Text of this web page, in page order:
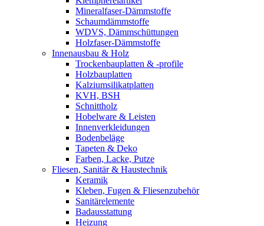
Mineralfaser-Dämmstoffe
Schaumdämmstoffe
WDVS, Dämmschüttungen
Holzfaser-Dämmstoffe
Innenausbau & Holz
Trockenbauplatten & -profile
Holzbauplatten
Kalziumsilikatplatten
KVH, BSH
Schnittholz
Hobelware & Leisten
Innenverkleidungen
Bodenbeläge
Tapeten & Deko
Farben, Lacke, Putze
Fliesen, Sanitär & Haustechnik
Keramik
Kleben, Fugen & Fliesenzubehör
Sanitärelemente
Badausstattung
Heizung